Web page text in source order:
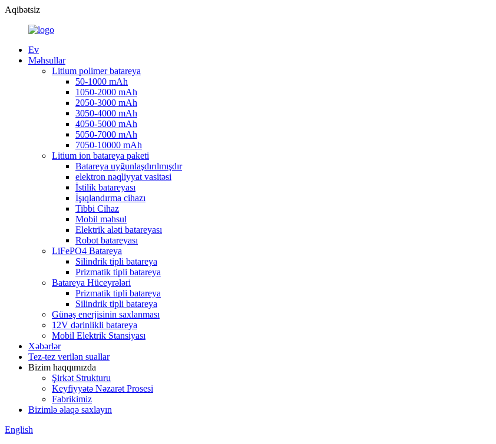
Aqibətsiz
Ev
Məhsullar
Litium polimer batareya
50-1000 mAh
1050-2000 mAh
2050-3000 mAh
3050-4000 mAh
4050-5000 mAh
5050-7000 mAh
7050-10000 mAh
Litium ion batareya paketi
Batareya uyğunlaşdırılmışdır
elektron nəqliyyat vasitəsi
İstilik batareyası
İşıqlandırma cihazı
Tibbi Cihaz
Mobil məhsul
Elektrik aləti batareyası
Robot batareyası
LiFePO4 Batareya
Silindrik tipli batareya
Prizmatik tipli batareya
Batareya Hüceyrələri
Prizmatik tipli batareya
Silindrik tipli batareya
Günəş enerjisinin saxlanması
12V dərinlikli batareya
Mobil Elektrik Stansiyası
Xəbərlər
Tez-tez verilən suallar
Bizim haqqımızda
Şirkət Strukturu
Keyfiyyətə Nəzarət Prosesi
Fabrikimiz
Bizimlə əlaqə saxlayın
English